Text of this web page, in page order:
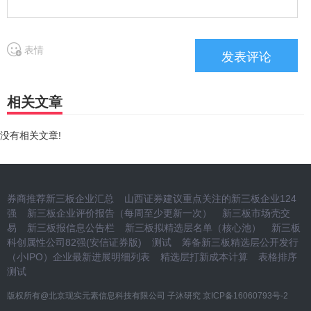
表情
相关文章
没有相关文章!
券商推荐新三板企业汇总
山西证券建议重点关注的新三板企业124
强
新三板企业评价报告（每周至少更新一次）
新三板市场壳交
易
新三板报信息公告栏 新三板拟精选层名单（核心池）
新三板
科创属性公司82强(安信证券版)
测试
筹备新三板精选层公开发行
（小IPO）企业最新进展明细列表
精选层打新成本计算
表格排序
测试
版权所有@北京现实元素信息科技有限公司 子沐研究 京ICP备16060793号-2